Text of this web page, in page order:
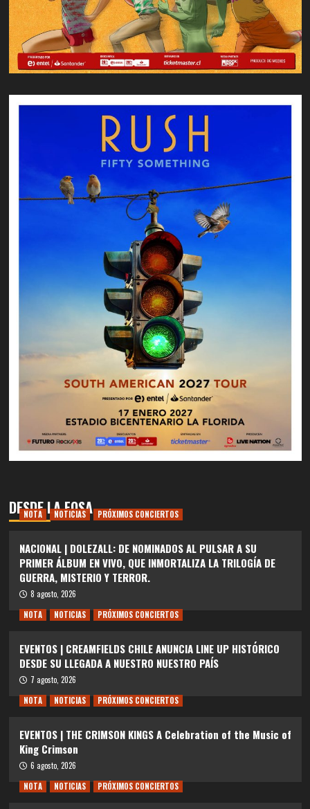
DESDE LA FOSA
NOTA NOTICIAS PRÓXIMOS CONCIERTOS
NACIONAL | DOLEZALL: DE NOMINADOS AL PULSAR A SU
PRIMER ÁLBUM EN VIVO, QUE INMORTALIZA LA TRILOGÍA DE
GUERRA, MISTERIO Y TERROR.
8 agosto, 2026
NOTA
NOTICIAS PRÓXIMOS CONCIERTOS
EVENTOS | CREAMFIELDS CHILE ANUNCIA LINE UP HISTÓRICO
DESDE SU LLEGADA A NUESTRO NUESTRO PAÍS
7 agosto, 2026
NOTA
NOTICIAS PRÓXIMOS CONCIERTOS
EVENTOS | THE CRIMSON KINGS A Celebration of the Music of
King Crimson
6 agosto, 2026
NOTA
NOTICIAS PRÓXIMOS CONCIERTOS